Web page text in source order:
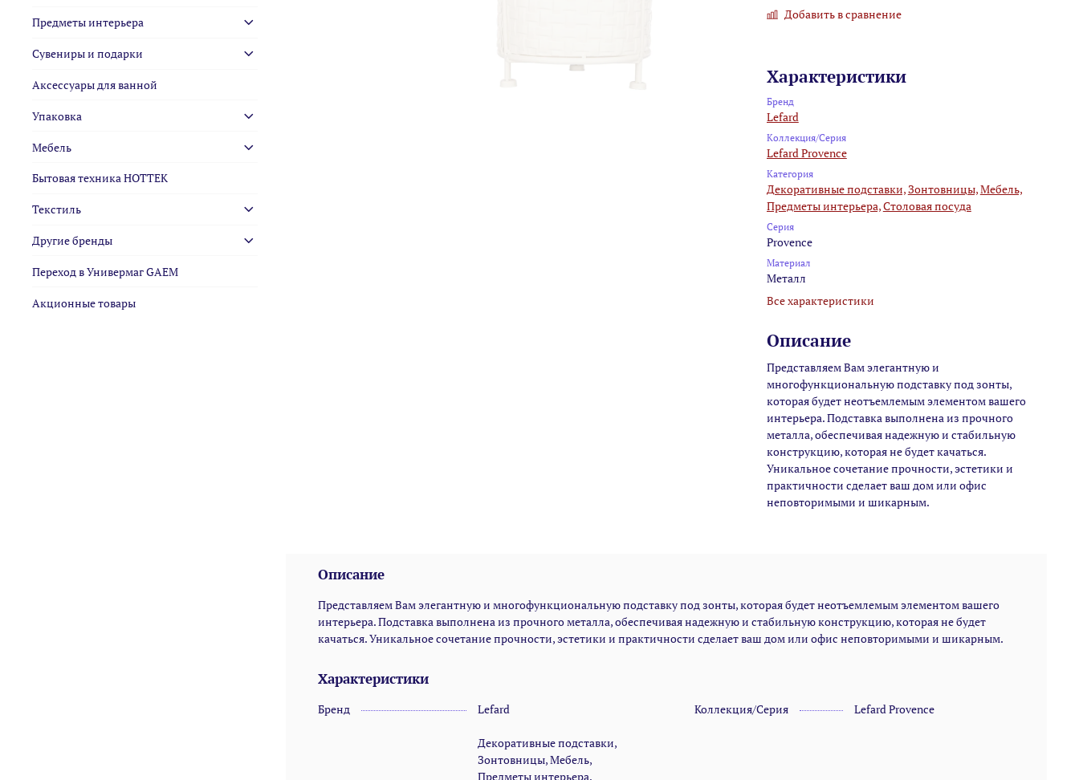
Добавить в сравнение
Характеристики
Бренд
Lefard
Коллекция/Серия
Lefard Provence
Категория
Декоративные подставки,Зонтовницы,Мебель,
Предметы интерьера,Столовая посуда
Серия
Provence
Материал
Металл
Все характеристики
Описание
Представляем Вам элегантную и
многофункциональную подставку под зонты,
которая будет неотъемлемым элементом вашего
интерьера. Подставка выполнена из прочного
металла, обеспечивая надежную и стабильную
конструкцию, которая не будет качаться.
Уникальное сочетание прочности, эстетики и
практичности сделает ваш дом или офис
неповторимыми и шикарным.
Описание
Представляем Вам элегантную и многофункциональную подставку под зонты, которая будет неотъемлемым элементом вашего
интерьера. Подставка выполнена из прочного металла, обеспечивая надежную и стабильную конструкцию, которая не будет
качаться. Уникальное сочетание прочности, эстетики и практичности сделает ваш дом или офис неповторимыми и шикарным.
Характеристики
Бренд Lefard Коллекция/Серия Lefard Provence
Декоративные подставки,
Зонтовницы, Мебель,
Предметы интерьера,
Предметы интерьера
Сувениры и подарки
Аксессуары для ванной
Упаковка
Мебель
Бытовая техника HOTTEK
Текстиль
Другие бренды
Переход в Универмаг GAEM
Акционные товары